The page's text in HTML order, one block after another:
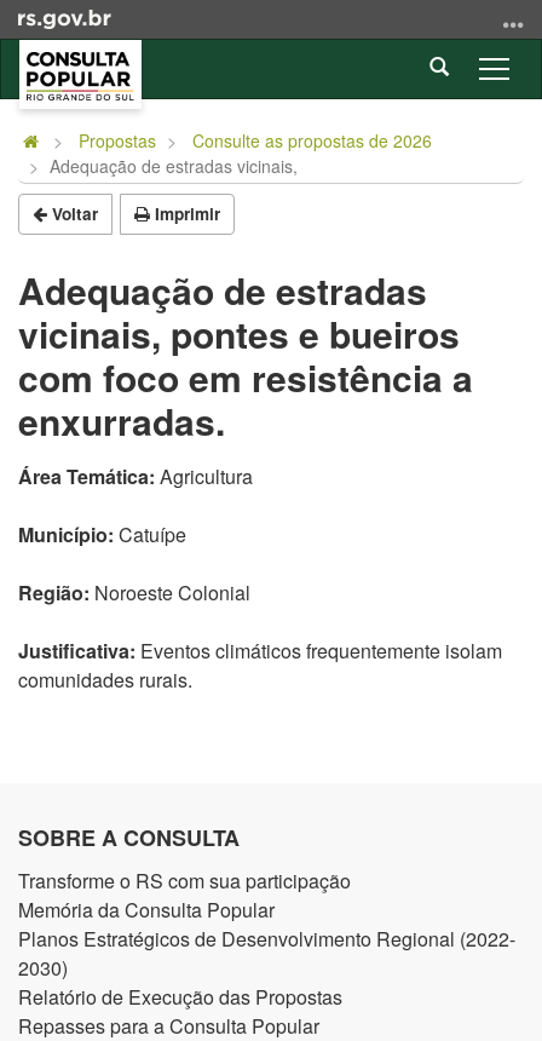
para
conteúdo
para
menu
para
busca
a
Abrir
a
Início
conteúdo
Propostas
Consulte as propostas de 2026
Adequação de estradas vicinais,
Voltar Imprimir
Adequação de estradas
vicinais, pontes e bueiros
com foco em resistência a
enxurradas.
Área Temática: Agricultura
Município: Catuípe
Região: Noroeste Colonial
Justificativa: Eventos climáticos frequentemente isolam
comunidades rurais.
SOBRE A CONSULTA
Transforme o RS com sua participação
Memória da Consulta Popular
Planos Estratégicos de Desenvolvimento Regional (2022-
2030)
Relatório de Execução das Propostas
Repasses para a Consulta Popular